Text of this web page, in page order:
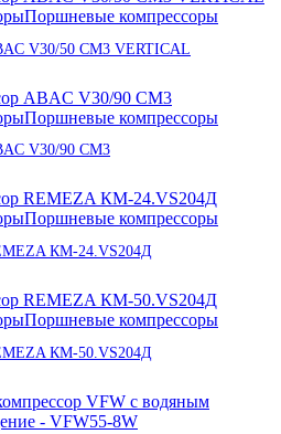
Поршневые компрессоры
V30/50 CM3 VERTICAL
Поршневые компрессоры
V30/90 CM3
Поршневые компрессоры
КМ-24.VS204Д
Поршневые компрессоры
КМ-50.VS204Д